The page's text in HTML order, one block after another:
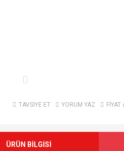
TAVSİYE ET YORUM YAZ FİYAT
ÜRÜN BİLGİSİ